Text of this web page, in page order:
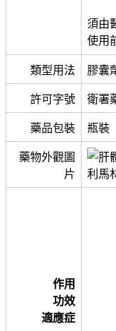
須由
使用
類型用法 膠囊
許可字號 衛署
藥品包裝 瓶裝
藥物外觀圖
片
作用
功效
適應症